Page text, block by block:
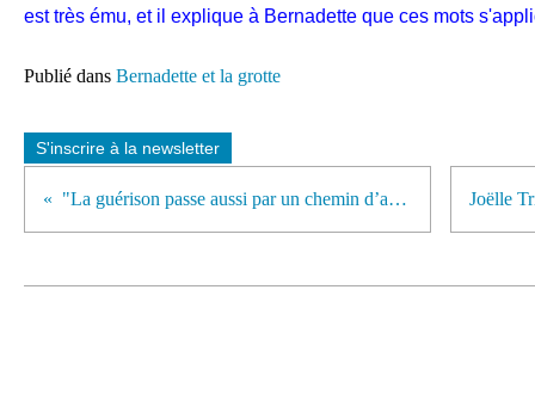
est très ému, et il explique à Bernadette que ces mots
Publié dans Bernadette et la grotte
S'inscrire à la newsletter
"La guérison passe aussi par un chemin d’acceptation"